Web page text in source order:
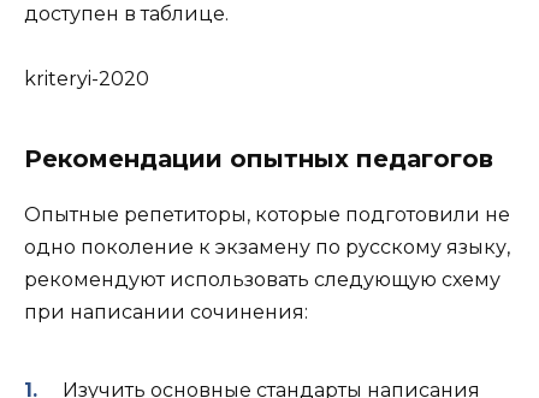
доступен в таблице.
kriteryi-2020
Рекомендации опытных педагогов
Опытные репетиторы, которые подготовили не
одно поколение к экзамену по русскому языку,
рекомендуют использовать следующую схему
при написании сочинения:
Изучить основные стандарты написания